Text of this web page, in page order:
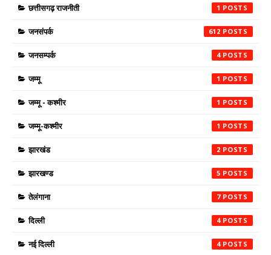
छत्तीसगढ़ राजनीती 1
जनसंपर्क 612
जनसम्पर्क 4
जम्मू 1
जम्मू - कश्मीर 1
जम्मू-कश्मीर 1
झारखंड 2
झारखण्ड 5
तेलंगाना 7
दिल्ली 4
नई दिल्ली 4